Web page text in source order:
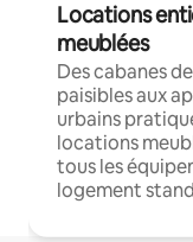
Locations
meublées
Des cabanes
paisibles aux
urbains
locations
tous les
logement